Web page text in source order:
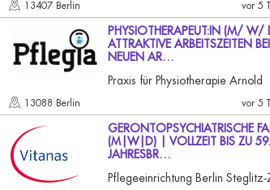
13407 Berlin vor 5
PHYSIOTHERAPEUT:IN (M/ W/
ATTRAKTIVE ARBEITSZEITEN
NEUEN AR…
Praxis für Physiotherapie Arnold
13088 Berlin vor 5
GERONTOPSYCHIATRISCHE
(M|W|D) | VOLLZEIT BIS ZU
JAHRESBR…